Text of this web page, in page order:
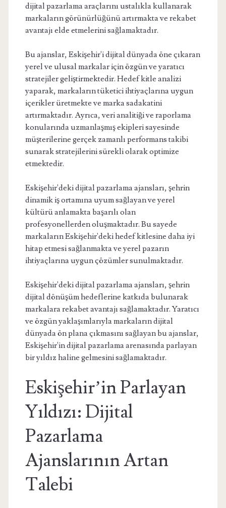
dijital pazarlama araçlarını ustalıkla kullanarak
markaların görünürlüğünü artırmakta ve rekabet
avantajı elde etmelerini sağlamaktadır.
Bu ajanslar, Eskişehir'i dijital dünyada öne çıkaran
yerel ve ulusal markalar için özgün ve yaratıcı
stratejiler geliştirmektedir. Hedef kitle analizi
yaparak, markaların tüketici ihtiyaçlarına uygun
içerikler üretmekte ve marka sadakatini
artırmaktadır. Ayrıca, veri analitiği ve raporlama
konularında uzmanlaşmış ekipleri sayesinde
müşterilerine gerçek zamanlı performans takibi
sunarak stratejilerini sürekli olarak optimize
etmektedir.
Eskişehir'deki dijital pazarlama ajansları, şehrin
dinamik iş ortamına uyum sağlayan ve yerel
kültürü anlamakta başarılı olan
profesyonellerden oluşmaktadır. Bu sayede
markaların Eskişehir'deki hedef kitlesine daha iyi
hitap etmesi sağlanmakta ve yerel pazarın
ihtiyaçlarına uygun çözümler sunulmaktadır.
Eskişehir'deki dijital pazarlama ajansları, şehrin
dijital dönüşüm hedeflerine katkıda bulunarak
markalara rekabet avantajı sağlamaktadır. Yaratıcı
ve özgün yaklaşımlarıyla markaların dijital
dünyada ön plana çıkmasını sağlayan bu ajanslar,
Eskişehir'in dijital pazarlama arenasında parlayan
bir yıldız haline gelmesini sağlamaktadır.
Eskişehir’in Parlayan
Yıldızı: Dijital
Pazarlama
Ajanslarının Artan
Talebi